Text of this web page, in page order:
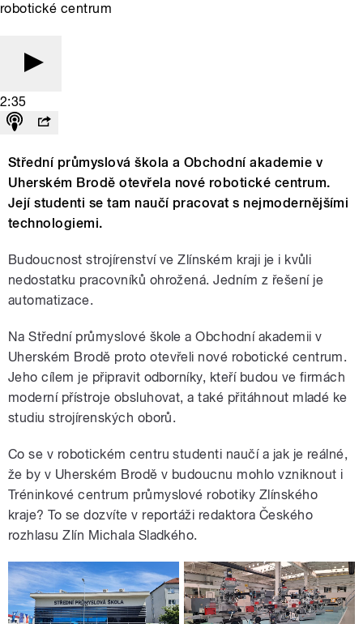
robotické centrum
2:35
Střední průmyslová škola a Obchodní akademie v
Uherském Brodě otevřela nové robotické centrum.
Její studenti se tam naučí pracovat s nejmodernějšími
technologiemi.
Budoucnost strojírenství ve Zlínském kraji je i kvůli
nedostatku pracovníků ohrožená. Jedním z řešení je
automatizace.
Na Střední průmyslové škole a Obchodní akademii v
Uherském Brodě proto otevřeli nové robotické centrum.
Jeho cílem je připravit odborníky, kteří budou ve firmách
moderní přístroje obsluhovat, a také přitáhnout mladé ke
studiu strojírenských oborů.
Co se v robotickém centru studenti naučí a jak je reálné,
že by v Uherském Brodě v budoucnu mohlo vzniknout i
Tréninkové centrum průmyslové robotiky Zlínského
kraje? To se dozvíte v reportáži redaktora Českého
rozhlasu Zlín Michala Sladkého.